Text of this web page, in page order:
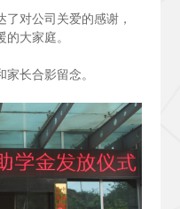
对公司关爱的感谢，
大家庭。
长合影留念。